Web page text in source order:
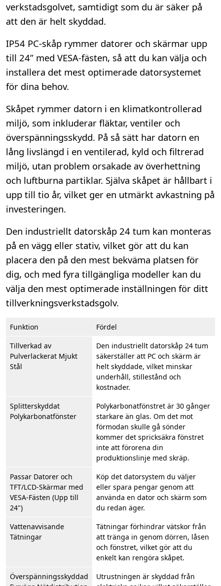
verkstadsgolvet, samtidigt som du är säker på
att den är helt skyddad.
IP54 PC-skåp rymmer datorer och skärmar upp
till 24” med VESA-fästen, så att du kan välja och
installera det mest optimerade datorsystemet
för dina behov.
Skåpet rymmer datorn i en klimatkontrollerad
miljö, som inkluderar fläktar, ventiler och
överspänningsskydd. På så sätt har datorn en
lång livslängd i en ventilerad, kyld och filtrerad
miljö, utan problem orsakade av överhettning
och luftburna partiklar. Själva skåpet är hållbart i
upp till tio år, vilket ger en utmärkt avkastning på
investeringen.
Den industriellt datorskåp 24 tum kan monteras
på en vägg eller stativ, vilket gör att du kan
placera den på den mest bekväma platsen för
dig, och med fyra tillgängliga modeller kan du
välja den mest optimerade inställningen för ditt
tillverkningsverkstadsgolv.
Funktion
Fördel
Tillverkad av
Pulverlackerat Mjukt
Stål
Den industriellt datorskåp 24 tum
säkerställer att PC och skärm är
helt skyddade, vilket minskar
underhåll, stillestånd och
kostnader.
Splitterskyddat
Polykarbonatfönster
Polykarbonatfönstret är 30 gånger
starkare än glas. Om det mot
förmodan skulle gå sönder
kommer det spricksäkra fönstret
inte att förorena din
produktionslinje med skräp.
Passar Datorer och
TFT/LCD-Skärmar med
VESA-Fästen (Upp till
24")
Köp det datorsystem du väljer
eller spara pengar genom att
använda en dator och skärm som
du redan äger.
Vattenavvisande
Tätningar
Tätningar förhindrar vätskor från
att tränga in genom dörren, låsen
och fönstret, vilket gör att du
enkelt kan rengöra skåpet.
Överspänningsskyddad
Utrustningen är skyddad från